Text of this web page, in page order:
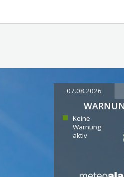
07.08.2026
Keine
Warnung
aktiv